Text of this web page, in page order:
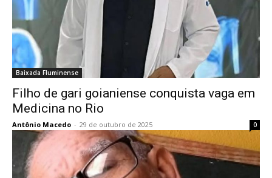
Baixada Fluminense
Filho de gari goianiense conquista vaga em
Medicina no Rio
Antônio Macedo - 29 de outubro de 2025 0